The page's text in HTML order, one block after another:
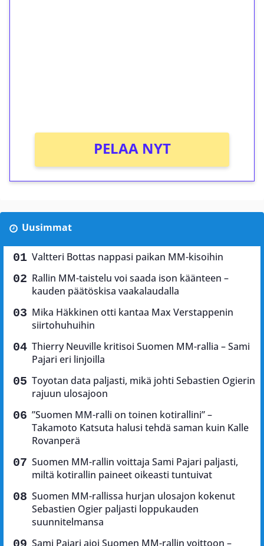
PELAA NYT
Uusimmat
Valtteri Bottas nappasi paikan MM-kisoihin
Rallin MM-taistelu voi saada ison käänteen –
kauden päätöskisa vaakalaudalla
Mika Häkkinen otti kantaa Max Verstappenin
siirtohuhuihin
Thierry Neuville kritisoi Suomen MM-rallia – Sami
Pajari eri linjoilla
Toyotan data paljasti, mikä johti Sebastien Ogierin
rajuun ulosajoon
”Suomen MM-ralli on toinen kotirallini” –
Takamoto Katsuta halusi tehdä saman kuin Kalle
Rovanperä
Suomen MM-rallin voittaja Sami Pajari paljasti,
miltä kotirallin paineet oikeasti tuntuivat
Suomen MM-rallissa hurjan ulosajon kokenut
Sebastien Ogier paljasti loppukauden
suunnitelmansa
Sami Pajari ajoi Suomen MM-rallin voittoon –